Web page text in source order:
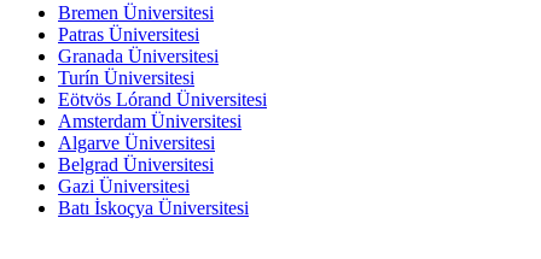
Bremen Üniversitesi
Patras Üniversitesi
Granada Üniversitesi
Turín Üniversitesi
Eötvös Lórand Üniversitesi
Amsterdam Üniversitesi
Algarve Üniversitesi
Belgrad Üniversitesi
Gazi Üniversitesi
Batı İskoçya Üniversitesi